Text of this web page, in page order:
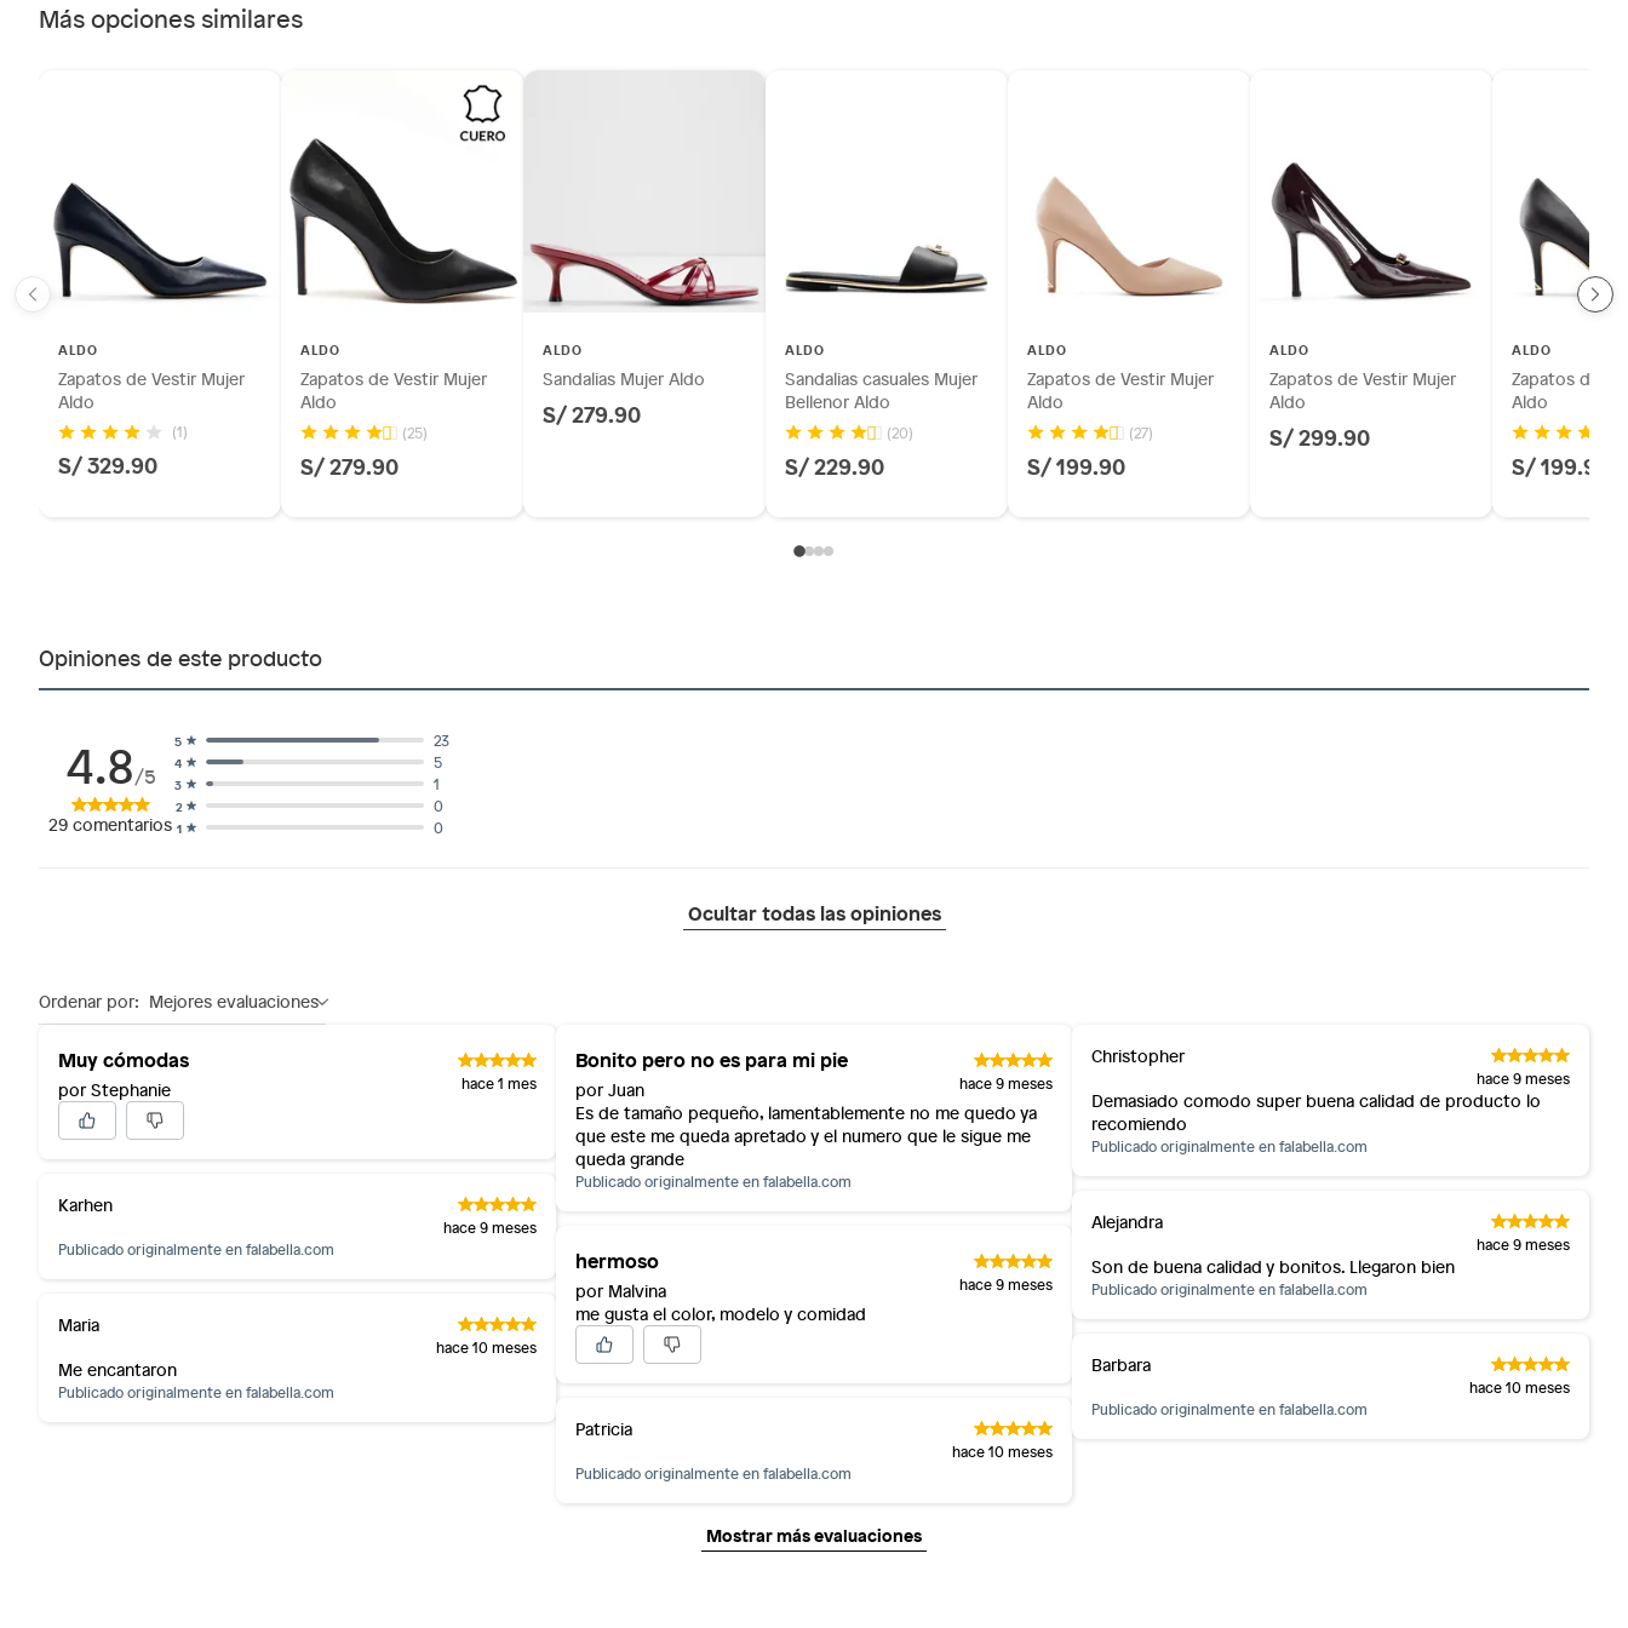
Más opciones similares
ALDO
Zapatos de Vestir Mujer
Aldo
(1)
S/ 329.90
ALDO
Zapatos de Vestir Mujer
Aldo
(25)
S/ 279.90
ALDO
Sandalias Mujer Aldo
S/ 279.90
ALDO
Sandalias casuales Mujer
Bellenor Aldo
(20)
S/ 229.90
ALDO
Zapatos de Vestir Mujer
Aldo
(27)
S/ 199.90
ALDO
Zapatos de Vestir Mujer
Aldo
S/ 299.90
ALDO
Zapatos de
Aldo
S/ 199.90
Opiniones de este producto
4.8/5
29 comentarios 1 0
2 0
3 1
4 5
5 23
Ocultar todas las opiniones
Ordenar por: Mejores evaluaciones
Muy cómodas
por Stephanie hace 1 mes
Karhen
hace 9 meses
Publicado originalmente enfalabella.com
Maria
hace 10 meses
Me encantaron
Publicado originalmente enfalabella.com
Bonito pero no es para mi pie
por Juan hace 9 meses
Es de tamaño pequeño, lamentablemente no me quedo ya
que este me queda apretado y el numero que le sigue me
queda grande
Publicado originalmente enfalabella.com
hermoso
por Malvina hace 9 meses
me gusta el color, modelo y comidad
Patricia
hace 10 meses
Publicado originalmente enfalabella.com
Christopher
hace 9 meses
Demasiado comodo super buena calidad de producto lo
recomiendo
Publicado originalmente enfalabella.com
Alejandra
hace 9 meses
Son de buena calidad y bonitos. Llegaron bien
Publicado originalmente enfalabella.com
Barbara
hace 10 meses
Publicado originalmente enfalabella.com
Mostrar más evaluaciones